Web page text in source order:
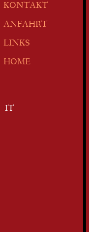
KONTAKT
ANFAHRT
LINKS
HOME
IT